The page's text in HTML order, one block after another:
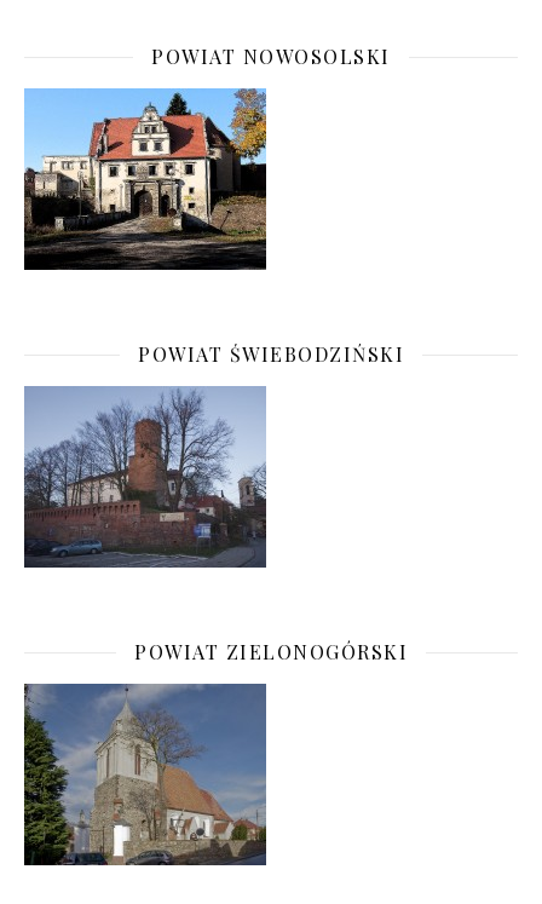
POWIAT NOWOSOLSKI
POWIAT ŚWIEBODZIŃSKI
POWIAT ZIELONOGÓRSKI